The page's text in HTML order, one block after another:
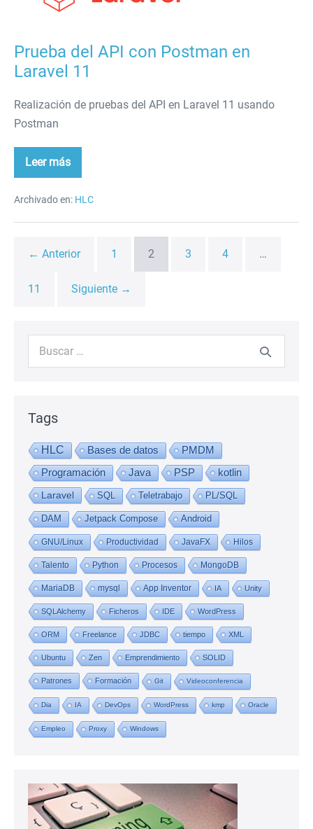
en
Laravel
11
Prueba del API con Postman en
Laravel 11
Realización de pruebas del API en Laravel 11 usando
Postman
Leer más
Prueba
del
con
en
Archivado en: HLC
← Anterior 1 2 3 4 …
11 Siguiente →
Buscar:
Tags
HLC Bases de datos
PMDM
Programación
Java PSP
kotlin
Laravel
SQL Teletrabajo PL/SQL
DAM Jetpack Compose Android
GNU/Linux Productividad JavaFX Hilos
Talento Python Procesos MongoDB
MariaDB mysql App Inventor IA Unity
SQLAlchemy Ficheros IDE WordPress
ORM Freelance JDBC tiempo XML
Ubuntu Zen Emprendimiento SOLID
Patrones Formación Git Videoconferencia
Dia IA DevOps WordPress kmp Oracle
Empleo Proxy Windows